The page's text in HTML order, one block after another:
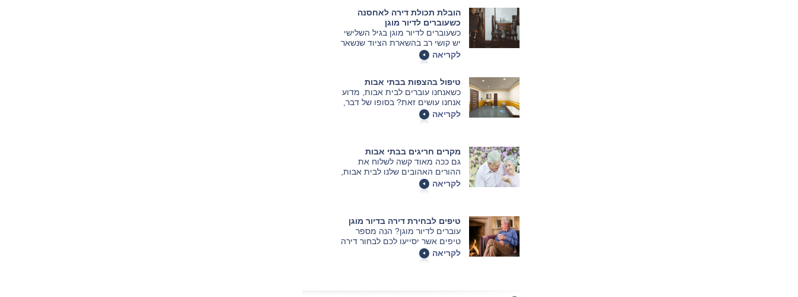
הובלת תכולת דירה לאחסנה
כשעוברים לדיור מוגן
כשעוברים לדיור מוגן בגיל השלישי
יש קושי רב בהשארת הציוד שנשאר
מאחור, חשוב למצוא את הפתרונות
הנכונים למצב העדין. אחסון חלק
להיות הפתרון.
לקריאה
טיפול בהצפות בבתי אבות
כשאנחנו עוברים לבית אבות, מדוע
אנחנו עושים זאת? בסופו של דבר,
עבור רבים מאתנו לא מדובר במעבר
פשוט כל כך – אך בכל זאת המעבר
ביותר בגיל השלישי.
לקריאה
מקרים חריגים בבתי אבות
גם ככה מאוד קשה לשלוח את
ההורים האהובים שלנו לבית אבות,
כך שגילוי מקרים חריגים בהתנהגות
כלפי אותם מבוגרים יכולה להיות
חריגים כאלו תועדו במצלמות
אבטחה מספר פעמים והם מגוונים,
נוראיים ומדאיגים.
לקריאה
טיפים לבחירת דירה בדיור מוגן
עוברים לדיור מוגן? הנה מספר
טיפים אשר יסייעו לכם לבחור דירה
מתאימה, שתענה על צרכי בני הגיל
השלישי בצורה האופטימלית.
לקריאה